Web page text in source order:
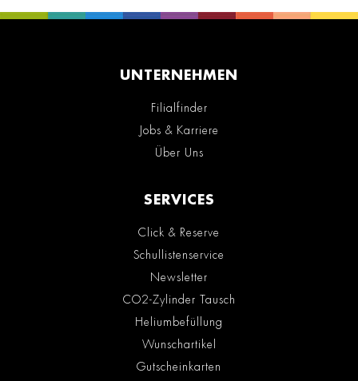
UNTERNEHMEN
Filialfinder
Jobs & Karriere
Über Uns
SERVICES
Click & Reserve
Schullistenservice
Newsletter
CO2-Zylinder Tausch
Heliumbefüllung
Wunschartikel
Gutscheinkarten